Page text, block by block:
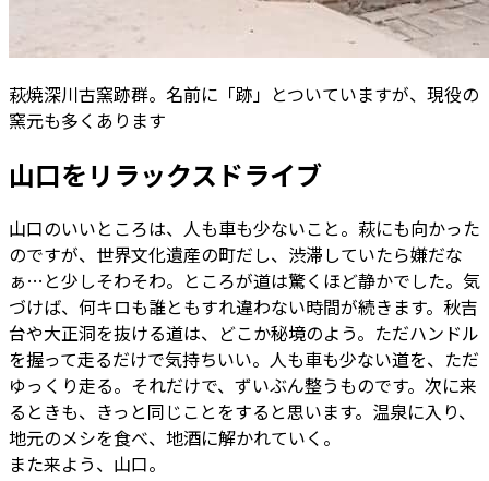
萩焼深川古窯跡群。名前に「跡」とついていますが、現役の
窯元も多くあります
山口をリラックスドライブ
山口のいいところは、人も車も少ないこと。萩にも向かった
のですが、世界文化遺産の町だし、渋滞していたら嫌だな
ぁ…と少しそわそわ。ところが道は驚くほど静かでした。気
づけば、何キロも誰ともすれ違わない時間が続きます。秋吉
台や大正洞を抜ける道は、どこか秘境のよう。ただハンドル
を握って走るだけで気持ちいい。人も車も少ない道を、ただ
ゆっくり走る。それだけで、ずいぶん整うものです。次に来
るときも、きっと同じことをすると思います。温泉に入り、
地元のメシを食べ、地酒に解かれていく。
また来よう、山口。